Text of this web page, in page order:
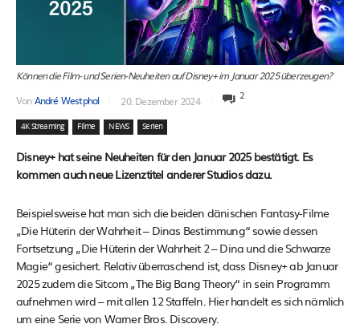
Können die Film- und Serien-Neuheiten auf Disney+ im Januar 2025 überzeugen?
VonAndré Westphal 20. Dezember 2024 2
4K Streaming Filme NEWS Serien
Disney+ hat seine Neuheiten für den Januar 2025 bestätigt. Es
kommen auch neue Lizenztitel anderer Studios dazu.
Beispielsweise hat man sich die beiden dänischen Fantasy-Filme
„Die Hüterin der Wahrheit – Dinas Bestimmung“ sowie dessen
Fortsetzung „Die Hüterin der Wahrheit 2 – Dina und die Schwarze
Magie“ gesichert. Relativ überraschend ist, dass Disney+ ab Januar
2025 zudem die Sitcom „The Big Bang Theory“ in sein Programm
aufnehmen wird – mit allen 12 Staffeln. Hier handelt es sich nämlich
um eine Serie von Warner Bros. Discovery.